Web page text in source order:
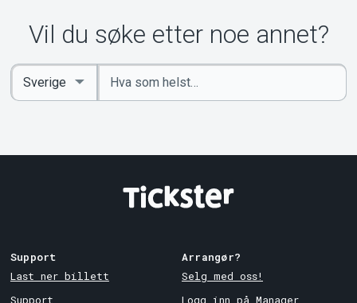
Vil du søke etter noe annet?
Angi
nøkkelord
Select
Country
Support
Last ner billett
Support
Arrangør?
Selg med oss!
Logg inn på Manager